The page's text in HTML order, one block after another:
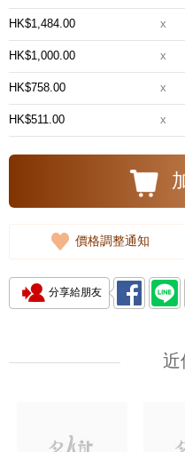
HK$1,484.00 x
HK$1,000.00 x
HK$758.00 x
HK$511.00 x
價格調整通知
分享給朋友
近